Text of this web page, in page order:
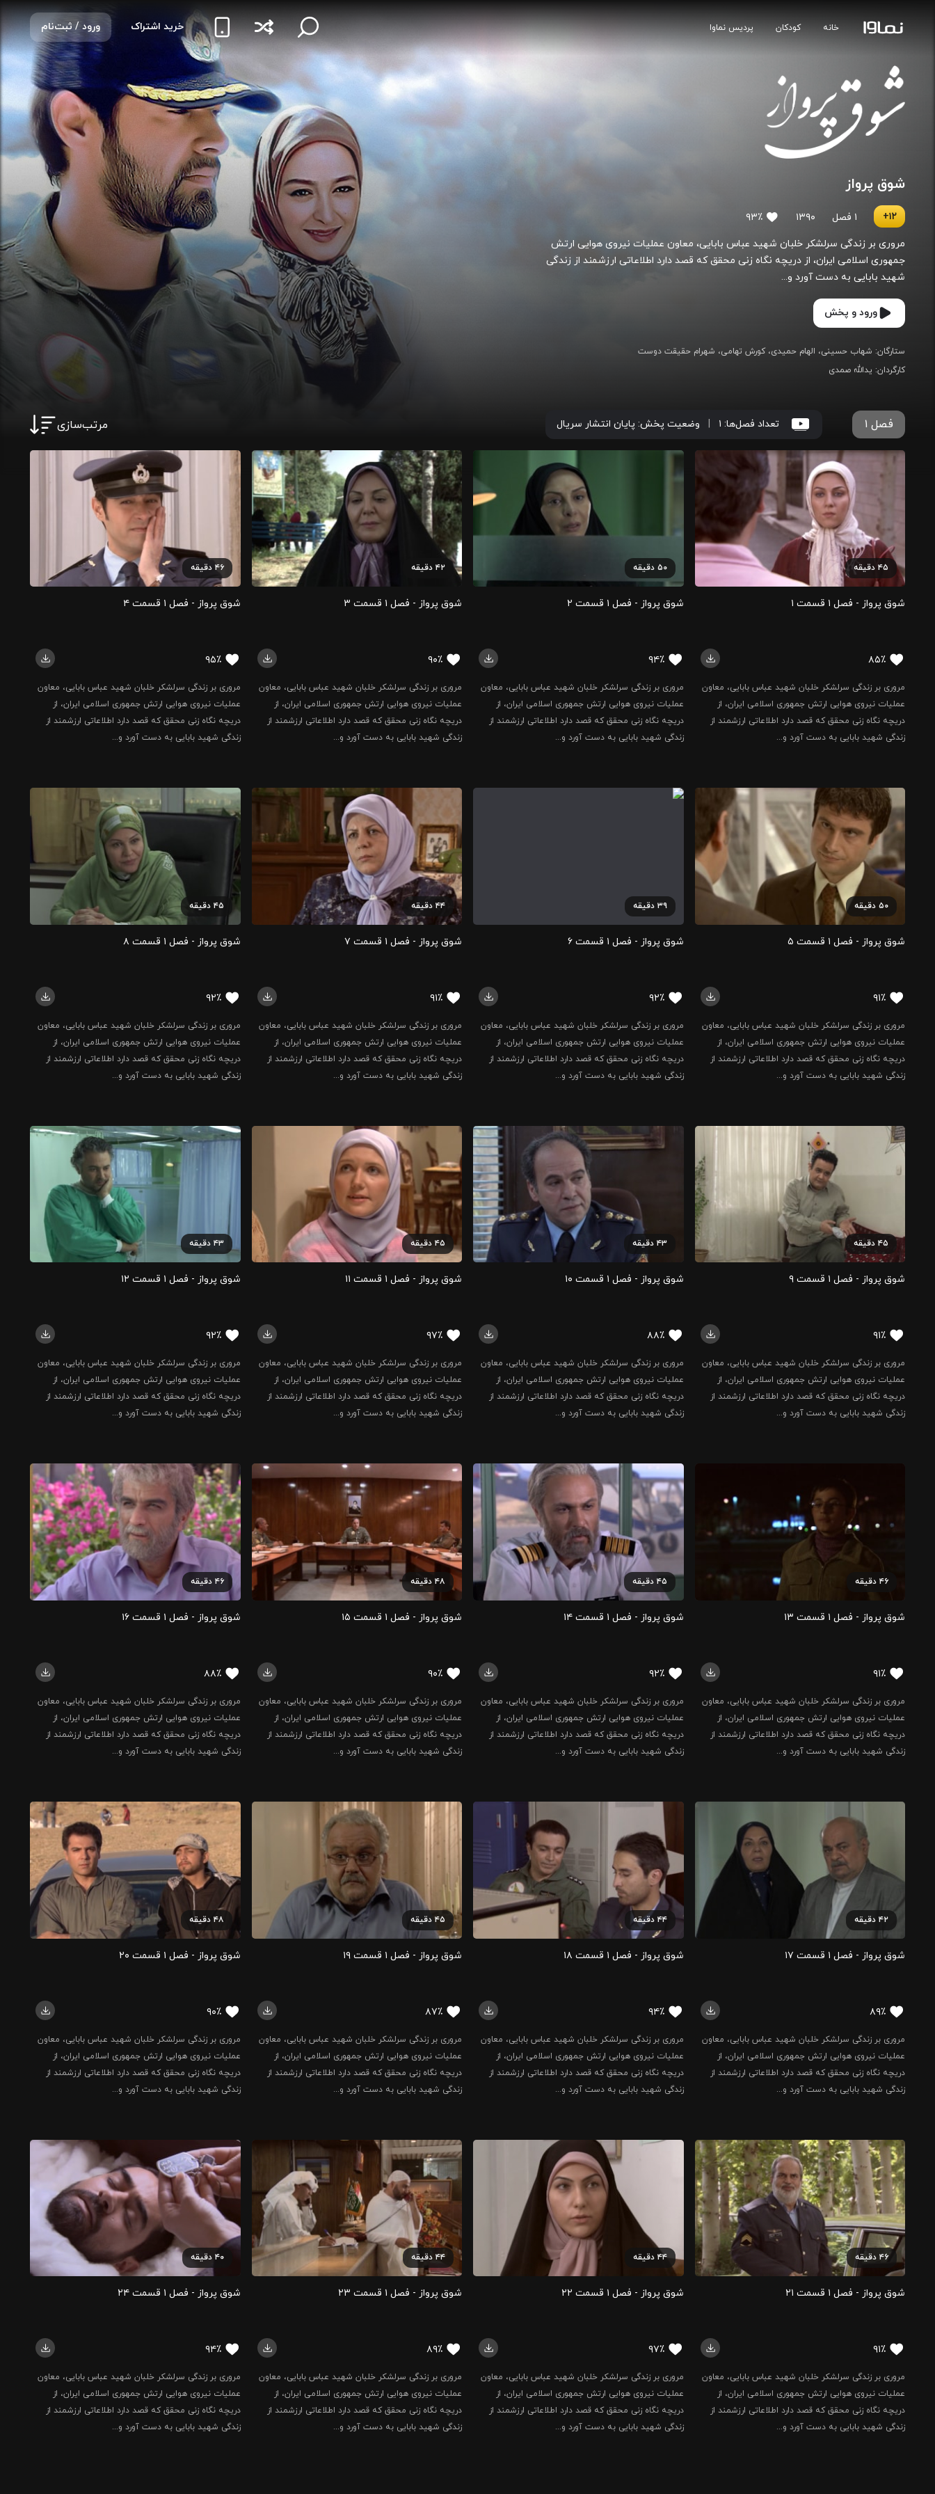
خانه کودکان پردیس نماوا ورود / ثبت‌نام خرید اشتراک
شوق پرواز
۱۲+ ۱ فصل ۱۳۹۰ ۹۳٪
مروری بر زندگی سرلشکر خلبان شهید عباس بابایی، معاون عملیات نیروی هوایی ارتش
جمهوری اسلامی ایران، از دریچه نگاه زنی محقق که قصد دارد اطلاعاتی ارزشمند از زندگی
شهید بابایی به دست آورد و...
ورود و پخش
ستارگان: شهاب حسینی الهام حمیدی کورش تهامی
شهرام حقیقت دوست
کارگردان: یدالله صمدی
فصل ۱ تعداد فصل‌ها: ۱ وضعیت پخش: پایان انتشار سریال مرتب‌سازی
۴۵ دقیقه
شوق پرواز - فصل ۱ قسمت ۱
۸۵٪
مروری بر زندگی سرلشکر خلبان شهید عباس بابایی، معاون
عملیات نیروی هوایی ارتش جمهوری اسلامی ایران، از
دریچه نگاه زنی محقق که قصد دارد اطلاعاتی ارزشمند از
زندگی شهید بابایی به دست آورد و...
۵۰ دقیقه
شوق پرواز - فصل ۱ قسمت ۲
۹۴٪
مروری بر زندگی سرلشکر خلبان شهید عباس بابایی، معاون
عملیات نیروی هوایی ارتش جمهوری اسلامی ایران، از
دریچه نگاه زنی محقق که قصد دارد اطلاعاتی ارزشمند از
زندگی شهید بابایی به دست آورد و...
۴۲ دقیقه
شوق پرواز - فصل ۱ قسمت ۳
۹۰٪
مروری بر زندگی سرلشکر خلبان شهید عباس بابایی، معاون
عملیات نیروی هوایی ارتش جمهوری اسلامی ایران، از
دریچه نگاه زنی محقق که قصد دارد اطلاعاتی ارزشمند از
زندگی شهید بابایی به دست آورد و...
۴۶ دقیقه
شوق پرواز - فصل ۱ قسمت ۴
۹۵٪
مروری بر زندگی سرلشکر خلبان شهید عباس بابایی، معاون
عملیات نیروی هوایی ارتش جمهوری اسلامی ایران، از
دریچه نگاه زنی محقق که قصد دارد اطلاعاتی ارزشمند از
زندگی شهید بابایی به دست آورد و...
۵۰ دقیقه
شوق پرواز - فصل ۱ قسمت ۵
۹۱٪
مروری بر زندگی سرلشکر خلبان شهید عباس بابایی، معاون
عملیات نیروی هوایی ارتش جمهوری اسلامی ایران، از
دریچه نگاه زنی محقق که قصد دارد اطلاعاتی ارزشمند از
زندگی شهید بابایی به دست آورد و...
۳۹ دقیقه
شوق پرواز - فصل ۱ قسمت ۶
۹۲٪
مروری بر زندگی سرلشکر خلبان شهید عباس بابایی، معاون
عملیات نیروی هوایی ارتش جمهوری اسلامی ایران، از
دریچه نگاه زنی محقق که قصد دارد اطلاعاتی ارزشمند از
زندگی شهید بابایی به دست آورد و...
۴۴ دقیقه
شوق پرواز - فصل ۱ قسمت ۷
۹۱٪
مروری بر زندگی سرلشکر خلبان شهید عباس بابایی، معاون
عملیات نیروی هوایی ارتش جمهوری اسلامی ایران، از
دریچه نگاه زنی محقق که قصد دارد اطلاعاتی ارزشمند از
زندگی شهید بابایی به دست آورد و...
۴۵ دقیقه
شوق پرواز - فصل ۱ قسمت ۸
۹۲٪
مروری بر زندگی سرلشکر خلبان شهید عباس بابایی، معاون
عملیات نیروی هوایی ارتش جمهوری اسلامی ایران، از
دریچه نگاه زنی محقق که قصد دارد اطلاعاتی ارزشمند از
زندگی شهید بابایی به دست آورد و...
۴۵ دقیقه
شوق پرواز - فصل ۱ قسمت ۹
۹۱٪
مروری بر زندگی سرلشکر خلبان شهید عباس بابایی، معاون
عملیات نیروی هوایی ارتش جمهوری اسلامی ایران، از
دریچه نگاه زنی محقق که قصد دارد اطلاعاتی ارزشمند از
زندگی شهید بابایی به دست آورد و...
۴۳ دقیقه
شوق پرواز - فصل ۱ قسمت ۱۰
۸۸٪
مروری بر زندگی سرلشکر خلبان شهید عباس بابایی، معاون
عملیات نیروی هوایی ارتش جمهوری اسلامی ایران، از
دریچه نگاه زنی محقق که قصد دارد اطلاعاتی ارزشمند از
زندگی شهید بابایی به دست آورد و...
۴۵ دقیقه
شوق پرواز - فصل ۱ قسمت ۱۱
۹۷٪
مروری بر زندگی سرلشکر خلبان شهید عباس بابایی، معاون
عملیات نیروی هوایی ارتش جمهوری اسلامی ایران، از
دریچه نگاه زنی محقق که قصد دارد اطلاعاتی ارزشمند از
زندگی شهید بابایی به دست آورد و...
۴۳ دقیقه
شوق پرواز - فصل ۱ قسمت ۱۲
۹۲٪
مروری بر زندگی سرلشکر خلبان شهید عباس بابایی، معاون
عملیات نیروی هوایی ارتش جمهوری اسلامی ایران، از
دریچه نگاه زنی محقق که قصد دارد اطلاعاتی ارزشمند از
زندگی شهید بابایی به دست آورد و...
۴۶ دقیقه
شوق پرواز - فصل ۱ قسمت ۱۳
۹۱٪
مروری بر زندگی سرلشکر خلبان شهید عباس بابایی، معاون
عملیات نیروی هوایی ارتش جمهوری اسلامی ایران، از
دریچه نگاه زنی محقق که قصد دارد اطلاعاتی ارزشمند از
زندگی شهید بابایی به دست آورد و...
۴۵ دقیقه
شوق پرواز - فصل ۱ قسمت ۱۴
۹۲٪
مروری بر زندگی سرلشکر خلبان شهید عباس بابایی، معاون
عملیات نیروی هوایی ارتش جمهوری اسلامی ایران، از
دریچه نگاه زنی محقق که قصد دارد اطلاعاتی ارزشمند از
زندگی شهید بابایی به دست آورد و...
۴۸ دقیقه
شوق پرواز - فصل ۱ قسمت ۱۵
۹۰٪
مروری بر زندگی سرلشکر خلبان شهید عباس بابایی، معاون
عملیات نیروی هوایی ارتش جمهوری اسلامی ایران، از
دریچه نگاه زنی محقق که قصد دارد اطلاعاتی ارزشمند از
زندگی شهید بابایی به دست آورد و...
۴۶ دقیقه
شوق پرواز - فصل ۱ قسمت ۱۶
۸۸٪
مروری بر زندگی سرلشکر خلبان شهید عباس بابایی، معاون
عملیات نیروی هوایی ارتش جمهوری اسلامی ایران، از
دریچه نگاه زنی محقق که قصد دارد اطلاعاتی ارزشمند از
زندگی شهید بابایی به دست آورد و...
۴۲ دقیقه
شوق پرواز - فصل ۱ قسمت ۱۷
۸۹٪
مروری بر زندگی سرلشکر خلبان شهید عباس بابایی، معاون
عملیات نیروی هوایی ارتش جمهوری اسلامی ایران، از
دریچه نگاه زنی محقق که قصد دارد اطلاعاتی ارزشمند از
زندگی شهید بابایی به دست آورد و...
۴۴ دقیقه
شوق پرواز - فصل ۱ قسمت ۱۸
۹۴٪
مروری بر زندگی سرلشکر خلبان شهید عباس بابایی، معاون
عملیات نیروی هوایی ارتش جمهوری اسلامی ایران، از
دریچه نگاه زنی محقق که قصد دارد اطلاعاتی ارزشمند از
زندگی شهید بابایی به دست آورد و...
۴۵ دقیقه
شوق پرواز - فصل ۱ قسمت ۱۹
۸۷٪
مروری بر زندگی سرلشکر خلبان شهید عباس بابایی، معاون
عملیات نیروی هوایی ارتش جمهوری اسلامی ایران، از
دریچه نگاه زنی محقق که قصد دارد اطلاعاتی ارزشمند از
زندگی شهید بابایی به دست آورد و...
۴۸ دقیقه
شوق پرواز - فصل ۱ قسمت ۲۰
۹۰٪
مروری بر زندگی سرلشکر خلبان شهید عباس بابایی، معاون
عملیات نیروی هوایی ارتش جمهوری اسلامی ایران، از
دریچه نگاه زنی محقق که قصد دارد اطلاعاتی ارزشمند از
زندگی شهید بابایی به دست آورد و...
۴۶ دقیقه
شوق پرواز - فصل ۱ قسمت ۲۱
۹۱٪
مروری بر زندگی سرلشکر خلبان شهید عباس بابایی، معاون
عملیات نیروی هوایی ارتش جمهوری اسلامی ایران، از
دریچه نگاه زنی محقق که قصد دارد اطلاعاتی ارزشمند از
زندگی شهید بابایی به دست آورد و...
۴۴ دقیقه
شوق پرواز - فصل ۱ قسمت ۲۲
۹۷٪
مروری بر زندگی سرلشکر خلبان شهید عباس بابایی، معاون
عملیات نیروی هوایی ارتش جمهوری اسلامی ایران، از
دریچه نگاه زنی محقق که قصد دارد اطلاعاتی ارزشمند از
زندگی شهید بابایی به دست آورد و...
۴۴ دقیقه
شوق پرواز - فصل ۱ قسمت ۲۳
۸۹٪
مروری بر زندگی سرلشکر خلبان شهید عباس بابایی، معاون
عملیات نیروی هوایی ارتش جمهوری اسلامی ایران، از
دریچه نگاه زنی محقق که قصد دارد اطلاعاتی ارزشمند از
زندگی شهید بابایی به دست آورد و...
۴۰ دقیقه
شوق پرواز - فصل ۱ قسمت ۲۴
۹۴٪
مروری بر زندگی سرلشکر خلبان شهید عباس بابایی، معاون
عملیات نیروی هوایی ارتش جمهوری اسلامی ایران، از
دریچه نگاه زنی محقق که قصد دارد اطلاعاتی ارزشمند از
زندگی شهید بابایی به دست آورد و...